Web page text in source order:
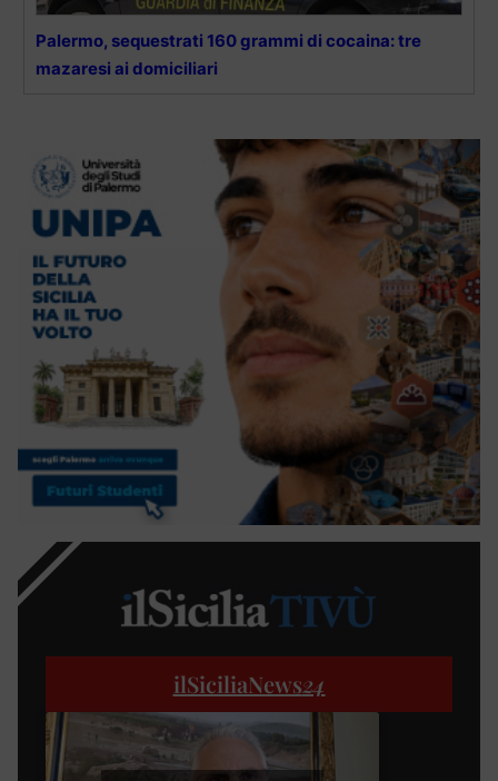
Palermo, sequestrati 160 grammi di cocaina: tre
mazaresi ai domiciliari
ilSiciliaNews24